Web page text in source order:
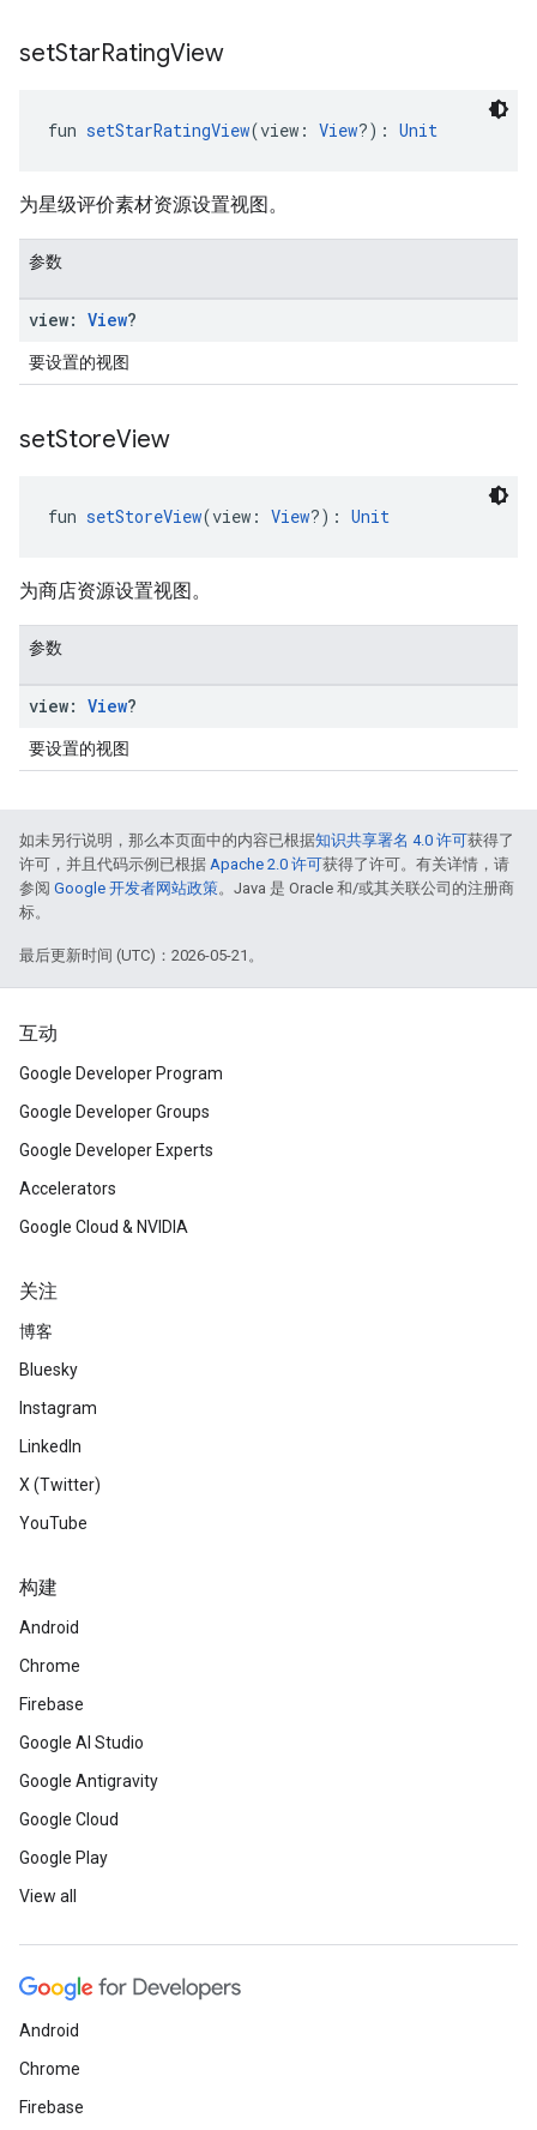
setStarRatingView
fun setStarRatingView(view: View?): Unit
为星级评价素材资源设置视图。
参数
view: View?
要设置的视图
setStoreView
fun setStoreView(view: View?): Unit
为商店资源设置视图。
参数
view: View?
要设置的视图
如未另行说明，那么本页面中的内容已根据知识共享署名 4.0 许可获得了
许可，并且代码示例已根据 Apache 2.0 许可获得了许可。有关详情，请
参阅 Google 开发者网站政策。Java 是 Oracle 和/或其关联公司的注册商
标。
最后更新时间 (UTC)：2026-05-21。
互动
Google Developer Program
Google Developer Groups
Google Developer Experts
Accelerators
Google Cloud & NVIDIA
关注
博客
Bluesky
Instagram
LinkedIn
X (Twitter)
YouTube
构建
Android
Chrome
Firebase
Google AI Studio
Google Antigravity
Google Cloud
Google Play
View all
Android
Chrome
Firebase